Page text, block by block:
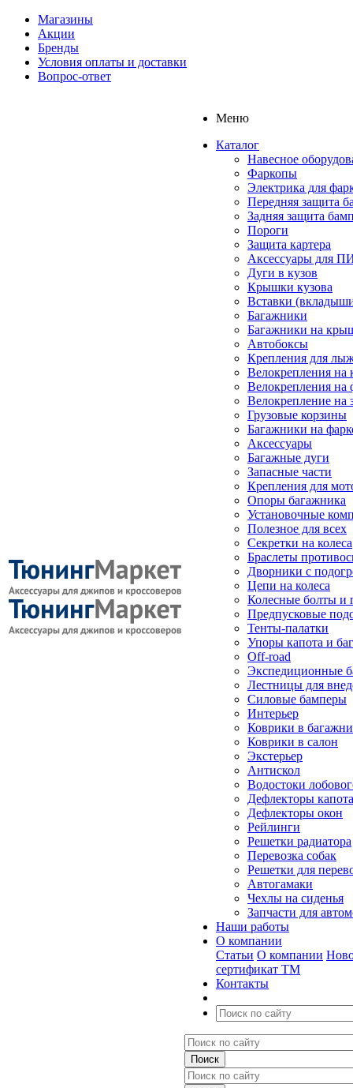
Магазины
Акции
Бренды
Условия оплаты и доставки
Вопрос-ответ
Меню
Каталог
Навесное
Фаркопы
Электрика для
Передняя защита
Задняя защита
Пороги
Защита картера
Аксессуары для
Дуги в кузов
Крышки кузова
Вставки
Багажники
Багажники на
Автобоксы
Крепления для
Велокрепления
Велокрепления на
Велокрепление на
Грузовые корзины
Багажники на
Аксессуары
Багажные дуги
Запасные части
Крепления для
Опоры багажника
Установочные
Полезное для всех
Секретки на колеса
Браслеты
Дворники с
Цепи на колеса
Колесные болты и
Предпусковые
Тенты-палатки
Упоры капота и
Off-road
Экспедиционные
Лестницы для
Силовые бамперы
Интерьер
Коврики в
Коврики в салон
Экстерьер
Антискол
Водостоки
Дефлекторы капота
Дефлекторы окон
Рейлинги
Решетки радиатора
Перевозка собак
Решетки для
Автогамаки
Чехлы на сиденья
Запчасти для
Наши работы
О компании
Статьи О компании
сертификат ТМ
Контакты